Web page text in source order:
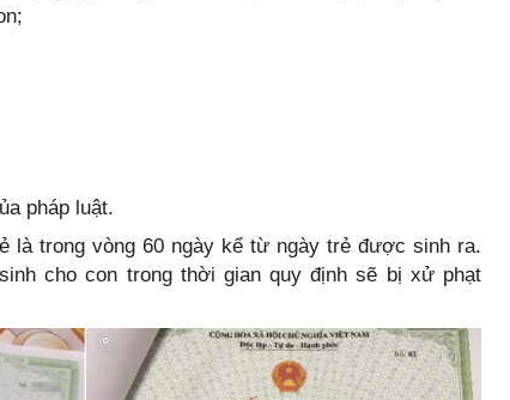
pháp luật.
là trong vòng 60 ngày kể từ ngày trẻ được sinh ra.
cho con trong thời gian quy định sẽ bị xử phạt